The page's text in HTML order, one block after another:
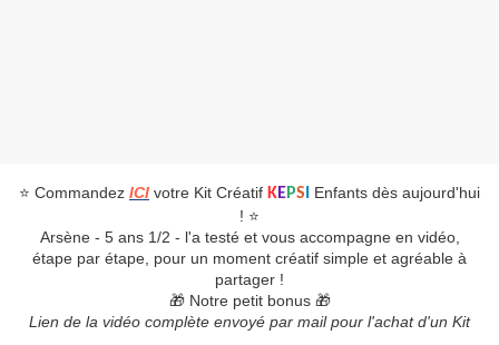
⭐️ Commandez ICI votre Kit Créatif KEPS
Enfants dès aujourd'hui
! ⭐️
Arsène - 5 ans 1/2 - l'a testé et vous accompagne en vidéo,
étape par étape, pour un moment créatif simple et agréable à
partager !
🎁 Notre petit bonus 🎁
Lien de la vidéo complète envoyé par mail pour l'achat d'un Kit